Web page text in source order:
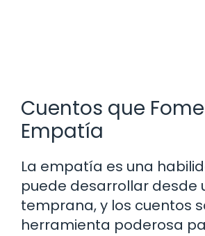
Cuentos que
Empatía
La empatía es una
puede desarrollar desde
temprana, y los cuentos
herramienta poderosa